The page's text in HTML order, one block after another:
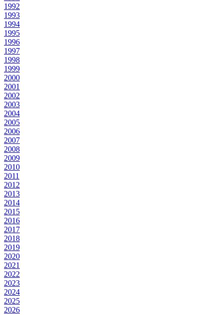
1992
1993
1994
1995
1996
1997
1998
1999
2000
2001
2002
2003
2004
2005
2006
2007
2008
2009
2010
2011
2012
2013
2014
2015
2016
2017
2018
2019
2020
2021
2022
2023
2024
2025
2026